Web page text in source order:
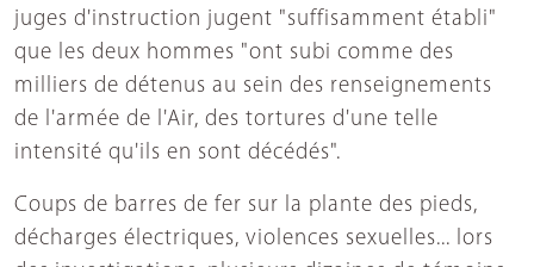
juges d'instruction jugent "suffisamment établi"
que les deux hommes "ont subi comme des
milliers de détenus au sein des renseignements
de l'armée de l'Air, des tortures d'une telle
intensité qu'ils en sont décédés".
Coups de barres de fer sur la plante des pieds,
décharges électriques, violences sexuelles... lors